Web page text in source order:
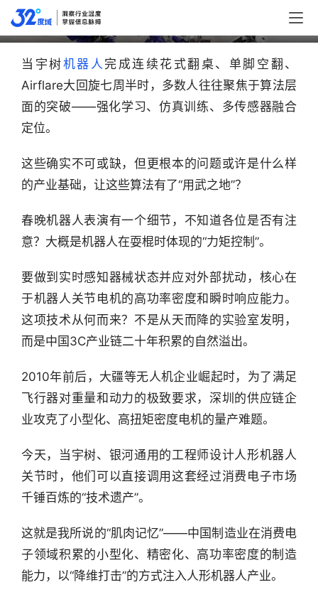
原创 具身智能的大秘密，90%的人没看懂
当宇树机器人 完成连续花式翻桌、单脚空翻、
Airflare大回旋七周半时，多数人往往聚焦于算法层
面的突破——强化学习、仿真训练、多传感器融合
定位。
这些确实不可或缺，但更根本的问题或许是什么样
的产业基础，让这些算法有了“用武之地”？
春晚机器人表演有一个细节，不知道各位是否有注
意？大概是机器人在耍棍时体现的“力矩控制”。
要做到实时感知器械状态并应对外部扰动，核心在
于机器人关节电机的高功率密度和瞬时响应能力。
这项技术从何而来？不是从天而降的实验室发明，
而是中国3C产业链二十年积累的自然溢出。
2010年前后，大疆等无人机企业崛起时，为了满足
飞行器对重量和动力的极致要求，深圳的供应链企
业攻克了小型化、高扭矩密度电机的量产难题。
今天，当宇树、银河通用的工程师设计人形机器人
关节时，他们可以直接调用这套经过消费电子市场
千锤百炼的“技术遗产”。
这就是我所说的“肌肉记忆”——中国制造业在消费电
子领域积累的小型化、精密化、高功率密度的制造
能力，以“降维打击”的方式注入人形机器人产业。